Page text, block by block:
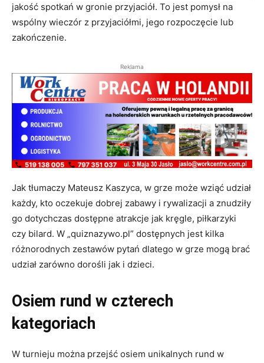
jakość spotkań w gronie przyjaciół. To jest pomysł na
wspólny wieczór z przyjaciółmi, jego rozpoczęcie lub
zakończenie.
Reklama
Jak tłumaczy Mateusz Kaszyca, w grze może wziąć udział
każdy, kto oczekuje dobrej zabawy i rywalizacji a znudziły
go dotychczas dostępne atrakcje jak kręgle, piłkarzyki
czy bilard. W „quiznazywo.pl” dostępnych jest kilka
różnorodnych zestawów pytań dlatego w grze mogą brać
udział zarówno dorośli jak i dzieci.
Osiem rund w czterech
kategoriach
W turnieju można przejść osiem unikalnych rund w